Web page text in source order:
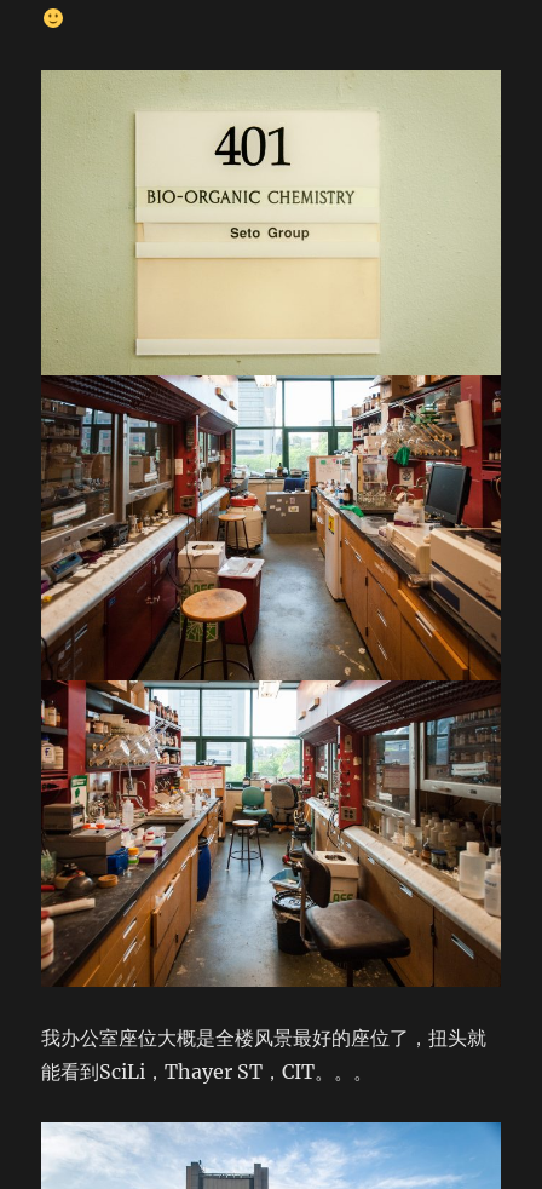
我办公室座位大概是全楼风景最好的座位了，扭头就
能看到SciLi，Thayer ST，CIT。。。